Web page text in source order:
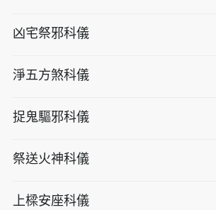
凶宅祭邪科儀
淨五方煞科儀
捉鬼驅邪科儀
祭送火神科儀
上樑安座科儀